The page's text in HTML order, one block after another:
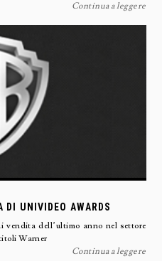
Continua a leggere
DI UNIVIDEO AWARDS
vendita dell’ultimo anno nel settore
Warner
Continua a leggere